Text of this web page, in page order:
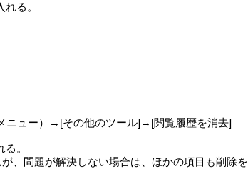
る。
ニュー）→[その他のツール]→[閲覧履歴を消去]
。
、問題が解決しない場合は、ほかの項目も削除を